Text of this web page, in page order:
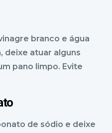
branco e água
deixe atuar alguns
pano limpo. Evite
de sódio e deixe